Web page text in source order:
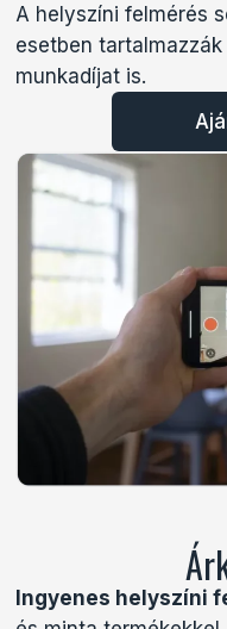
A helyszíni felmérés
esetben
munkadíjat is.
Ingyenes helyszíni